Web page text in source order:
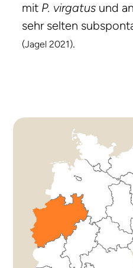
mit P. virgatus und
sehr selten
(Jagel 2021).